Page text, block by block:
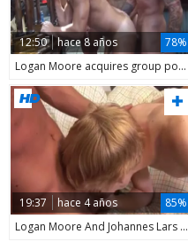
12:50 hace 8 años
78%
Logan Moore acquires group poked unprotected Part2
19:37 hace 4 años
85%
Logan Moore And Johannes Lars (DFR P2)